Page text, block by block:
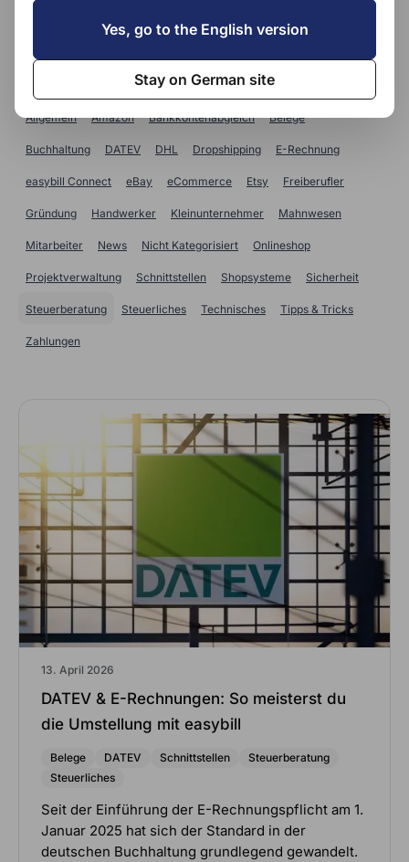
Allgemein Amazon Bankkontenabgleich Belege
Buchhaltung DATEV DHL Dropshipping E-Rechnung
easybill Connect eBay eCommerce Etsy Freiberufler
Gründung Handwerker Kleinunternehmer Mahnwesen
Mitarbeiter News Nicht Kategorisiert Onlineshop
Projektverwaltung Schnittstellen Shopsysteme Sicherheit
Steuerberatung Steuerliches Technisches Tipps & Tricks
Zahlungen
13. April 2026
DATEV & E-Rechnungen: So meisterst du
die Umstellung mit easybill
Belege DATEV Schnittstellen
Steuerberatung
Steuerliches
Seit der Einführung der E-Rechnungspflicht am 1.
Januar 2025 hat sich der Standard in der
deutschen Buchhaltung grundlegend gewandelt.
Yes, go to the English version
Stay on German site